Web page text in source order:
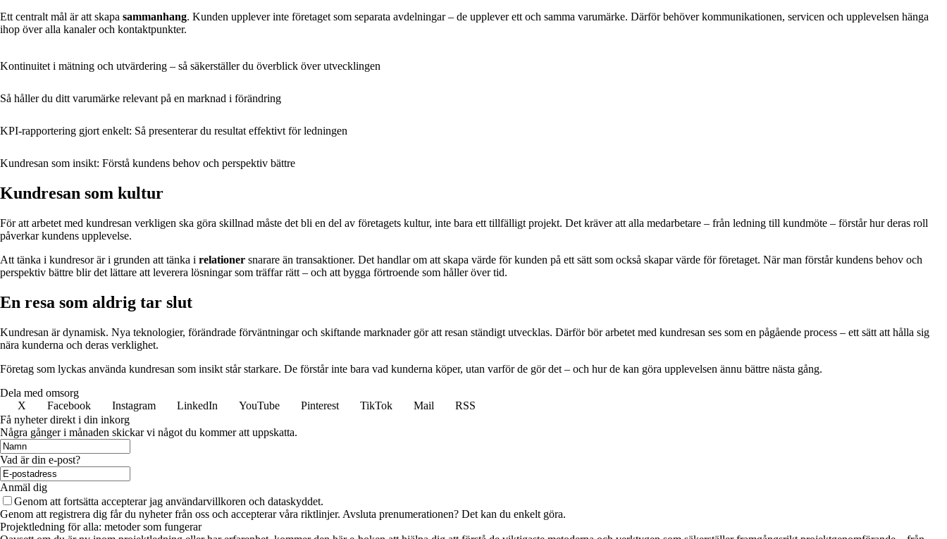
Ett centralt mål är att skapa sammanhang. Kunden upplever inte företaget som separata avdelningar – de upplever ett och samma varumärke. Därför behöver kommunikationen, servicen och upplevelsen hänga
ihop över alla kanaler och kontaktpunkter.
Kontinuitet i mätning och utvärdering – så säkerställer du överblick över utvecklingen
Så håller du ditt varumärke relevant på en marknad i förändring
KPI-rapportering gjort enkelt: Så presenterar du resultat effektivt för ledningen
Kundresan som insikt: Förstå kundens behov och perspektiv bättre
Kundresan som kultur
För att arbetet med kundresan verkligen ska göra skillnad måste det bli en del av företagets kultur, inte bara ett tillfälligt projekt. Det kräver att alla medarbetare – från ledning till kundmöte – förstår hur deras roll
påverkar kundens upplevelse.
Att tänka i kundresor är i grunden att tänka i relationer snarare än transaktioner. Det handlar om att skapa värde för kunden på ett sätt som också skapar värde för företaget. När man förstår kundens behov och
perspektiv bättre blir det lättare att leverera lösningar som träffar rätt – och att bygga förtroende som håller över tid.
En resa som aldrig tar slut
Kundresan är dynamisk. Nya teknologier, förändrade förväntningar och skiftande marknader gör att resan ständigt utvecklas. Därför bör arbetet med kundresan ses som en pågående process – ett sätt att hålla sig
nära kunderna och deras verklighet.
Företag som lyckas använda kundresan som insikt står starkare. De förstår inte bara vad kunderna köper, utan varför de gör det – och hur de kan göra upplevelsen ännu bättre nästa gång.
Dela med omsorg
X
Facebook Instagram LinkedIn YouTube Pinterest TikTok Mail
RSS
Få nyheter direkt i din inkorg
Några gånger i månaden skickar vi något du kommer att uppskatta.
Vad är din e-post?
Anmäl dig
Genom att fortsätta accepterar jag användarvillkoren och dataskyddet.
Genom att registrera dig får du nyheter från oss och accepterar våra riktlinjer. Avsluta prenumerationen? Det kan du enkelt göra.
Projektledning för alla: metoder som fungerar